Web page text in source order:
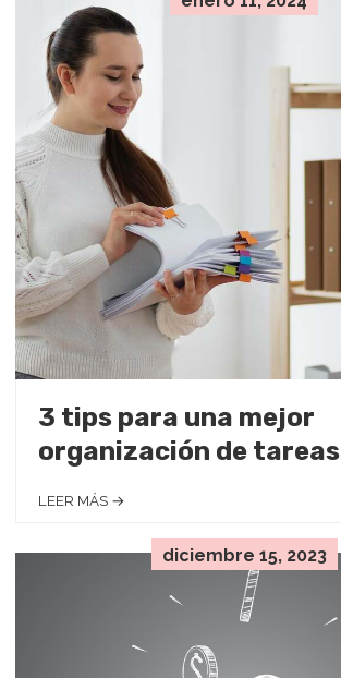
3 tips para una mejor
organización de tareas
LEER MÁS →
diciembre 15, 2023